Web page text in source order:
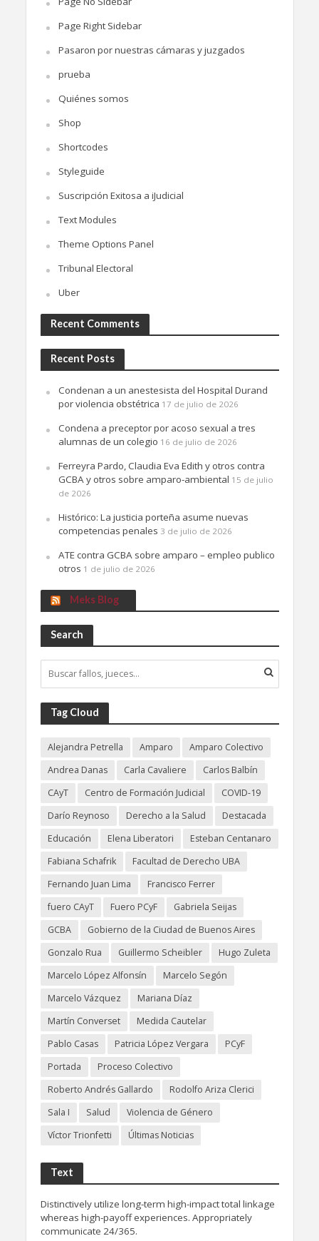
Page Right Sidebar
Pasaron por nuestras cámaras y juzgados
prueba
Quiénes somos
Shop
Shortcodes
Styleguide
Suscripción Exitosa a iJudicial
Text Modules
Theme Options Panel
Tribunal Electoral
Uber
Recent Comments
Recent Posts
Condenan a un anestesista del Hospital Durand
por violencia obstétrica 17 de julio de 2026
Condena a preceptor por acoso sexual a tres
alumnas de un colegio 16 de julio de 2026
Ferreyra Pardo, Claudia Eva Edith y otros contra
GCBA y otros sobre amparo-ambiental 15 de julio
de 2026
Histórico: La justicia porteña asume nuevas
competencias penales 3 de julio de 2026
ATE contra GCBA sobre amparo – empleo publico
otros 1 de julio de 2026
Meks Blog
Search
Tag Cloud
Alejandra Petrella Amparo
Amparo Colectivo
Andrea Danas
Carla Cavaliere
Carlos Balbín
CAyT
Centro de Formación Judicial
COVID-19
Darío Reynoso
Derecho a la Salud
Destacada
Educación
Elena Liberatori
Esteban Centanaro
Fabiana Schafrik
Facultad de Derecho UBA
Fernando Juan Lima
Francisco Ferrer
fuero CAyT
Fuero PCyF
Gabriela Seijas
GCBA
Gobierno de la Ciudad de Buenos Aires
Gonzalo Rua
Guillermo Scheibler
Hugo Zuleta
Marcelo López Alfonsín
Marcelo Segón
Marcelo Vázquez
Mariana Díaz
Martín Converset
Medida Cautelar
Pablo Casas
Patricia López Vergara
PCyF
Portada
Proceso Colectivo
Roberto Andrés Gallardo
Rodolfo Ariza Clerici
Sala I
Salud
Violencia de Género
Víctor Trionfetti
Últimas Noticias
Text
Distinctively utilize long-term high-impact total linkage
whereas high-payoff experiences. Appropriately
communicate 24/365.